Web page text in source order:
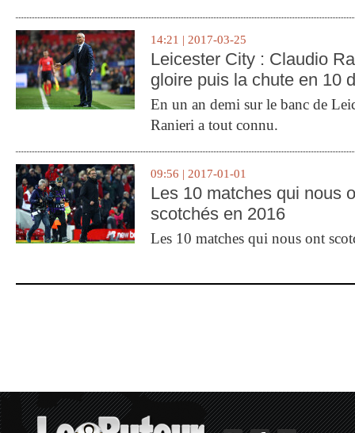
14:21 | 2017-03-25
Leicester City : Claudio
gloire puis la chute en 10
En un an demi sur le banc de
Ranieri a tout connu.
09:56 | 2017-01-01
Les 10 matches qui nous
scotchés en 2016
Les 10 matches qui nous ont